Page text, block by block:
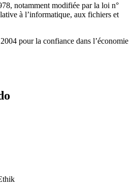
notamment modifiée par la loi n°
à l’informatique, aux fichiers et
pour la confiance dans l’économie